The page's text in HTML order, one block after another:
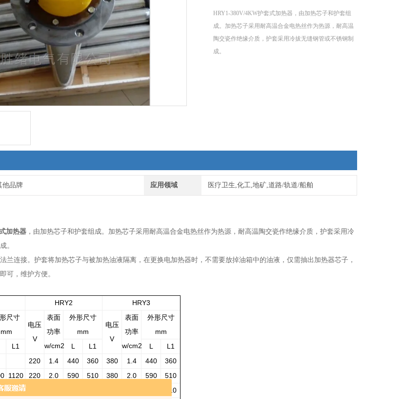
HRY1-380V/4KW护套式加热器，由加热芯子和护套组
成。加热芯子采用耐高温合金电热丝作为热源，耐高温
陶交瓷作绝缘介质，护套采用冷拔无缝钢管或不锈钢制
成。
他品牌 应用领域 医疗卫生,化工,地矿,道路/轨道/船舶
加热器 ，由加热芯子和护套组成。加热芯子采用耐高温合金电热丝作为热源，耐高温陶交瓷作绝缘介质，护套采用冷
。
兰连接。护套将加热芯子与被加热油液隔离，在更换电加热器时，不需要放掉油箱中的油液，仅需抽出加热器芯子，
可，维护方便。
HRY2 HRY3
尺寸
mm
电压
V
表面
功率
w/cm2
外形尺寸
mm
电压
V
表面
功率
w/cm2
外形尺寸
mm
L1 L L1 L
L1
220 1.4 440 360 380 1.4 440
360
1120 220 2.0 590 510 380 2.0 590
510
710